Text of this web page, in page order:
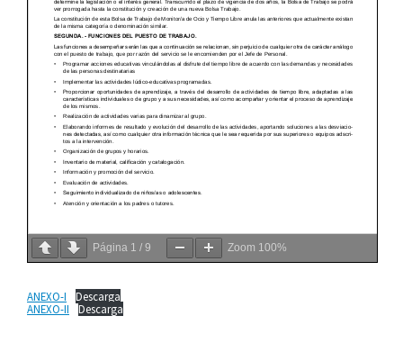
Página 1 / 9 Zoom 100%
ANEXO-I
Descarga
ANEXO-II
Descarga